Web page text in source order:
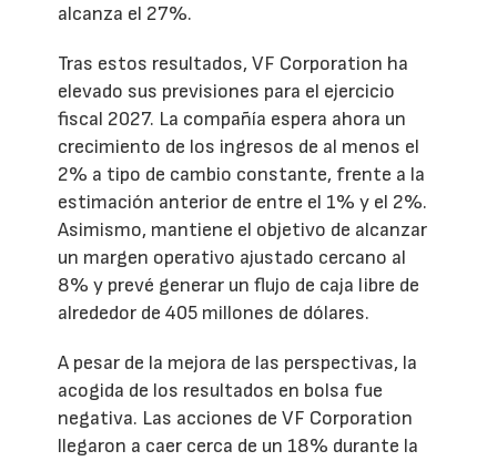
alcanza el 27%.
Tras estos resultados, VF Corporation ha
elevado sus previsiones para el ejercicio
fiscal 2027. La compañía espera ahora un
crecimiento de los ingresos de al menos el
2% a tipo de cambio constante, frente a la
estimación anterior de entre el 1% y el 2%.
Asimismo, mantiene el objetivo de alcanzar
un margen operativo ajustado cercano al
8% y prevé generar un flujo de caja libre de
alrededor de 405 millones de dólares.
A pesar de la mejora de las perspectivas, la
acogida de los resultados en bolsa fue
negativa. Las acciones de VF Corporation
llegaron a caer cerca de un 18% durante la